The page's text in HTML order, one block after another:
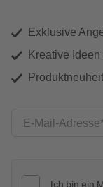
Exklusive
Kreative
E-Mail-Adresse